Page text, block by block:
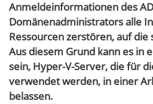
Anmeldeinformationen des
Domänenadministrators alle
Ressourcen zerstören, auf
Aus diesem Grund kann es in
sein, Hyper-V-Server, die für
verwendet werden, in einer
belassen.